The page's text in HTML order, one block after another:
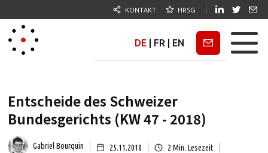
KONTAKT HRSG
DE FR EN Newsletter
Entscheide des Schweizer
Bundesgerichts (KW 47 - 2018)
Gabriel Bourquin 25.11.2018 2 Min. Lesezeit